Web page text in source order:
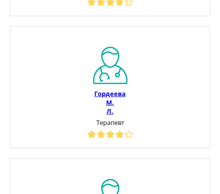
Гордеева
М.
Л.
Терапевт